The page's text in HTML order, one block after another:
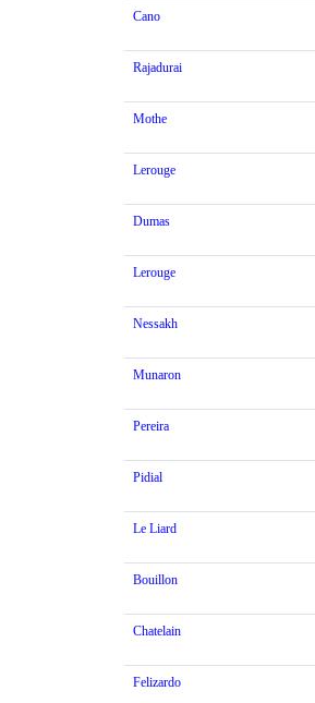
Cano
Rajadurai
Mothe
Lerouge
Dumas
Lerouge
Nessakh
Munaron
Pereira
Pidial
Le Liard
Bouillon
Chatelain
Felizardo